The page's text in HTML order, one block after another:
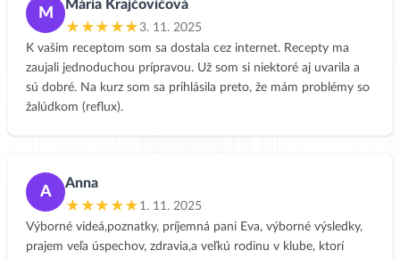
M
Mária Krajčovičová
★★★★★3. 11. 2025
K vašim receptom som sa dostala cez internet. Recepty ma
zaujali jednoduchou prípravou. Už som si niektoré aj uvarila a
sú dobré. Na kurz som sa prihlásila preto, že mám problémy so
žalúdkom (reflux).
A
Anna
★★★★★ 1. 11. 2025
Výborné videá,poznatky, príjemná pani Eva, výborné výsledky,
prajem veľa úspechov, zdravia,a veľkú rodinu v klube, ktorí